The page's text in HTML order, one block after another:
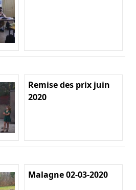
Remise des prix juin
2020
Malagne 02-03-2020